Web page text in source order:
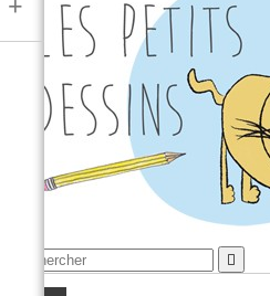

+